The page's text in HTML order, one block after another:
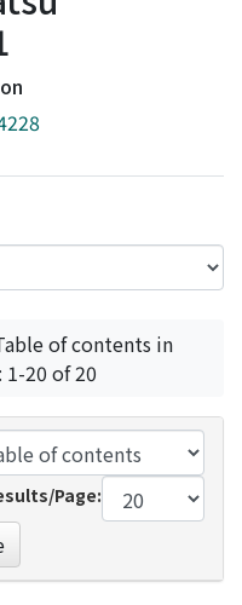
of contents in
20 of 20
Page: